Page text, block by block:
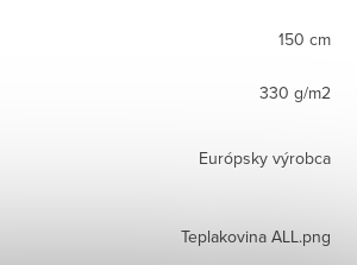
150 cm
330 g/m2
Európsky výrobca
Teplakovina ALL.png